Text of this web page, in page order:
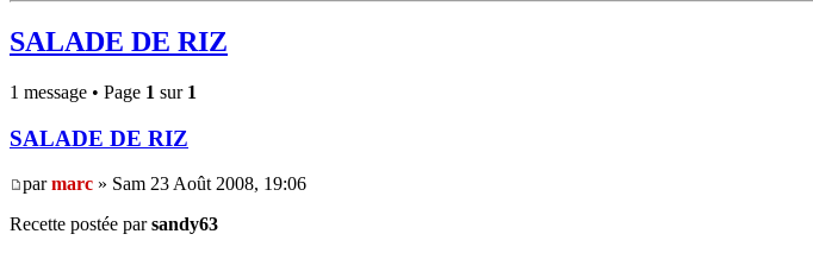
SALADE DE RIZ
1 message • Page 1 sur 1
SALADE DE RIZ
parmarc » Sam 23 Août 2008, 19:06
Recette postée parsandy63